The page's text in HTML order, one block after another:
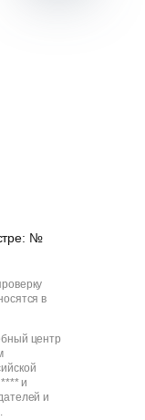
№
в
центр
и
и